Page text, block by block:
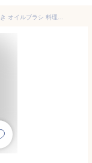
油引き シリコン製 キノコ キッチンツール （ 油ひき オイルブラシ 料理ハケ 調理器具 シリコン油ひき 油引きブラシ 油ひきブラシ 刷毛 はけ ハケ 油塗り たこ焼き お好み焼き 鉄板焼き小物 キッチン用品 ）